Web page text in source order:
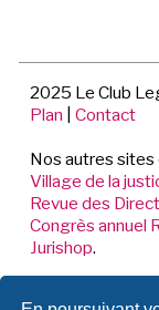
2025 Le Club
Plan
Contact
Nos autres sites
Village de la
Revue des
Congrès annuel
Jurishop.